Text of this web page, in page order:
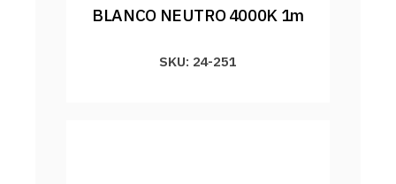
BLANCO NEUTRO 4000K 1m
SKU: 24-251